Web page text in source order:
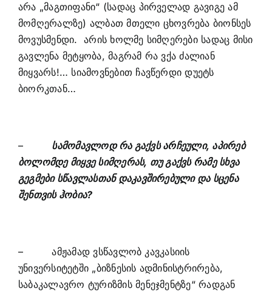
არა „მაგთიფანი“ (სადაც პირველად გავიგე ამ
მომღერალზე) ალბათ მთელი ცხოვრება ბიონსეს
მოვუსმენდი. არის ხოლმე სიმღერები სადაც მისი
გავლენა მეტყობა, მაგრამ რა ვქა ძალიან
მიყვარს!… სიამოვნებით ჩავწერდი დუეტს
ბიორკთან…
– სამომავლოდ რა გაქვს არჩეული, აპირებ
ბოლომდე მიყვე სიმღერას, თუ გაქვს რამე სხვა
გეგმები სწავლასთან დაკავშირებული და სცენა
შენთვის ჰობია?
– ამჟამად ვსწავლობ კავკასიის
უნივერსიტეტში „ბიზნესის ადმინისტრირება,
საბაკალავრო ტურიზმის მენეჯმენტზე“ რადგან